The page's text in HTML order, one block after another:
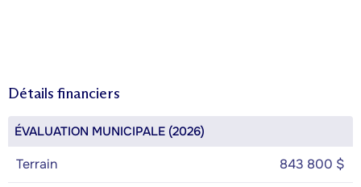
Détails financiers
ÉVALUATION MUNICIPALE (2026)
Terrain 843 800 $